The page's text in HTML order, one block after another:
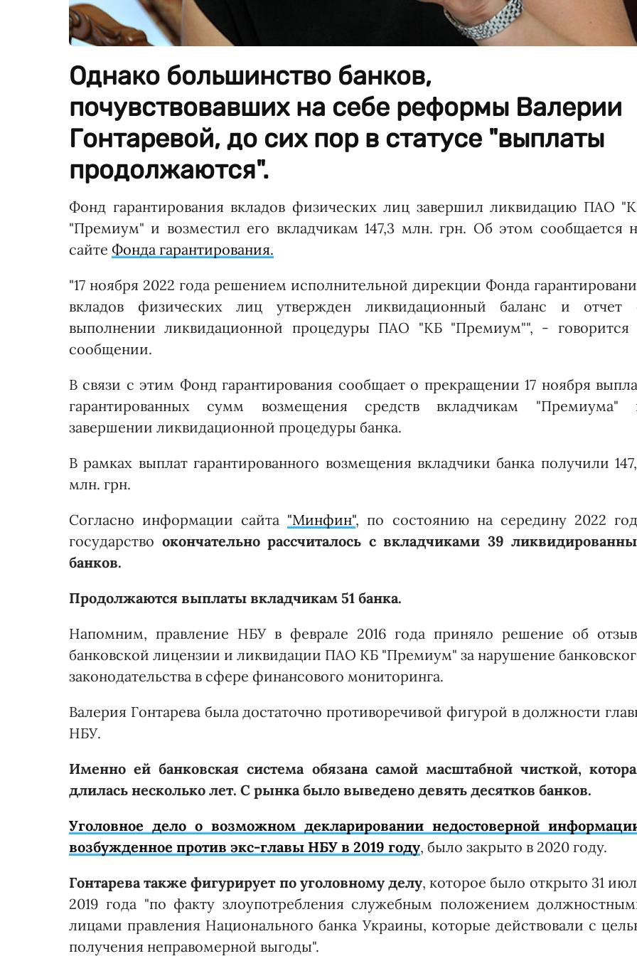
Однако большинство банков,
почувствовавших на себе реформы Валерии
Гонтаревой, до сих пор в статусе "выплаты
продолжаются".
Фонд гарантирования вкладов физических лиц завершил ликвидацию ПАО
"Премиум" и возместил его вкладчикам 147,3 млн. грн. Об этом сообщается
сайте Фонда гарантирования.
"17 ноября 2022 года решением исполнительной дирекции Фонда
вкладов физических лиц утвержден ликвидационный баланс и отчет
выполнении ликвидационной процедуры ПАО "КБ "Премиум"", - говорится
сообщении.
В связи с этим Фонд гарантирования сообщает о прекращении 17 ноября
гарантированных сумм возмещения средств вкладчикам "Премиума"
завершении ликвидационной процедуры банка.
В рамках выплат гарантированного возмещения вкладчики банка получили
млн. грн.
Согласно информации сайта "Минфин", по состоянию на середину 2022
государство окончательно рассчиталось с вкладчиками 39
банков.
Продолжаются выплаты вкладчикам 51 банка.
Напомним, правление НБУ в феврале 2016 года приняло решение об
банковской лицензии и ликвидации ПАО КБ "Премиум" за нарушение
законодательства в сфере финансового мониторинга.
Валерия Гонтарева была достаточно противоречивой фигурой в должности
НБУ.
Именно ей банковская система обязана самой масштабной чисткой,
длилась несколько лет. С рынка было выведено девять десятков банков.
Уголовное дело о возможном декларировании недостоверной
возбужденное против экс-главы НБУ в 2019 году, было закрыто в 2020 году.
Гонтарева также фигурирует по уголовному делу, которое было открыто 31
2019 года "по факту злоупотребления служебным положением
лицами правления Национального банка Украины, которые действовали с
получения неправомерной выгоды".